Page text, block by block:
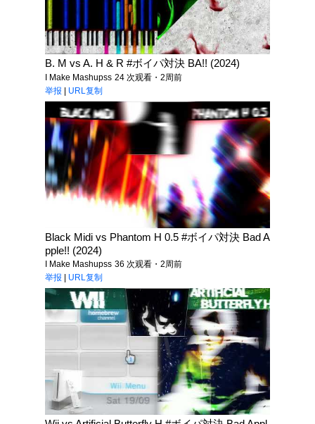
B. M vs A. H & R #ボイパ対決 BA!! (2024)
I Make Mashupss 24 次观看・2周前
举报
URL复制
Black Midi vs Phantom H 0.5 #ボイパ対決 Bad A
pple!! (2024)
I Make Mashupss 36 次观看・2周前
举报
URL复制